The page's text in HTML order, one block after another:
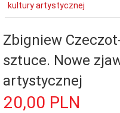
kultury artystycznej
Zbigniew
sztuce. Nowe
artystycznej
20,00 PLN